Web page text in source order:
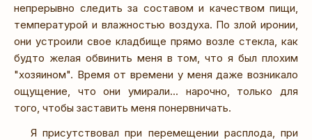
непрерывно следить за составом и качеством пищи,
температурой и влажностью воздуха. По злой иронии,
они устроили свое кладбище прямо возле стекла, как
будто желая обвинить меня в том, что я был плохим
"хозяином". Время от времени у меня даже возникало
ощущение, что они умирали... нарочно, только для
того, чтобы заставить меня понервничать.
Я присутствовал при перемещении расплода, при